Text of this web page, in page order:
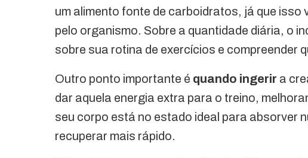
um alimento fonte de carboidratos, já que
pelo organismo. Sobre a quantidade diária, o
sobre sua rotina de exercícios e compreender
Outro ponto importante é quando ingerir a
dar aquela energia extra para o treino,
seu corpo está no estado ideal para absorver
recuperar mais rápido.